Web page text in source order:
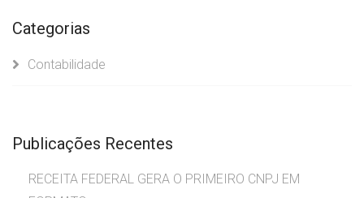
Categorias
Contabilidade
Publicações Recentes
RECEITA FEDERAL GERA O PRIMEIRO CNPJ EM